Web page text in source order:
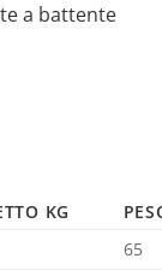
a battente
KG
65